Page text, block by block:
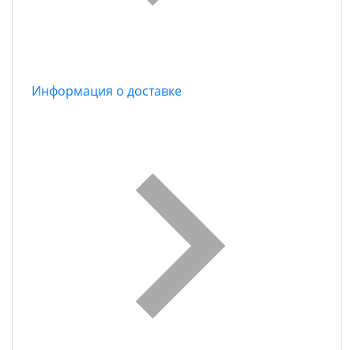
Информация о доставке